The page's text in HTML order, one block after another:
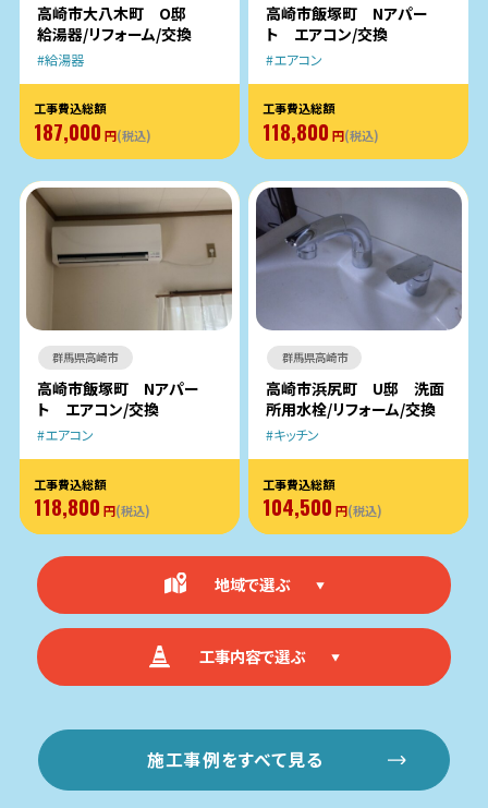
高崎市大八木町 O邸
給湯器/リフォーム/交換
給湯器
工事費込総額
187,000 円(税込)
高崎市飯塚町 Nアパー
ト エアコン/交換
エアコン
工事費込総額
118,800 円(税込)
群馬県高崎市
高崎市飯塚町 Nアパー
ト エアコン/交換
エアコン
工事費込総額
118,800 円(税込)
群馬県高崎市
高崎市浜尻町 U邸 洗面
所用水栓/リフォーム/交換
キッチン
工事費込総額
104,500 円(税込)
地域で選ぶ
工事内容で選ぶ
施工事例をすべて見る